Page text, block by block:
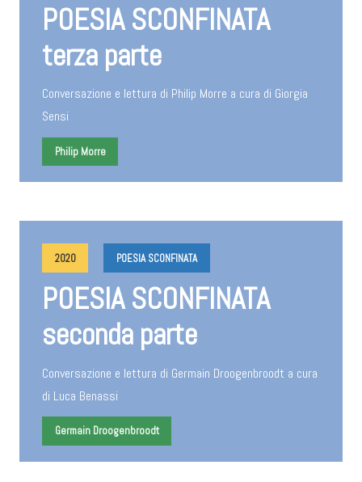
POESIA SCONFINATA
terza parte
Conversazione e lettura di Philip Morre a cura di Giorgia
Sensi
Philip Morre
2020 POESIA SCONFINATA
POESIA SCONFINATA
seconda parte
Conversazione e lettura di Germain Droogenbroodt a cura
di Luca Benassi
Germain Droogenbroodt